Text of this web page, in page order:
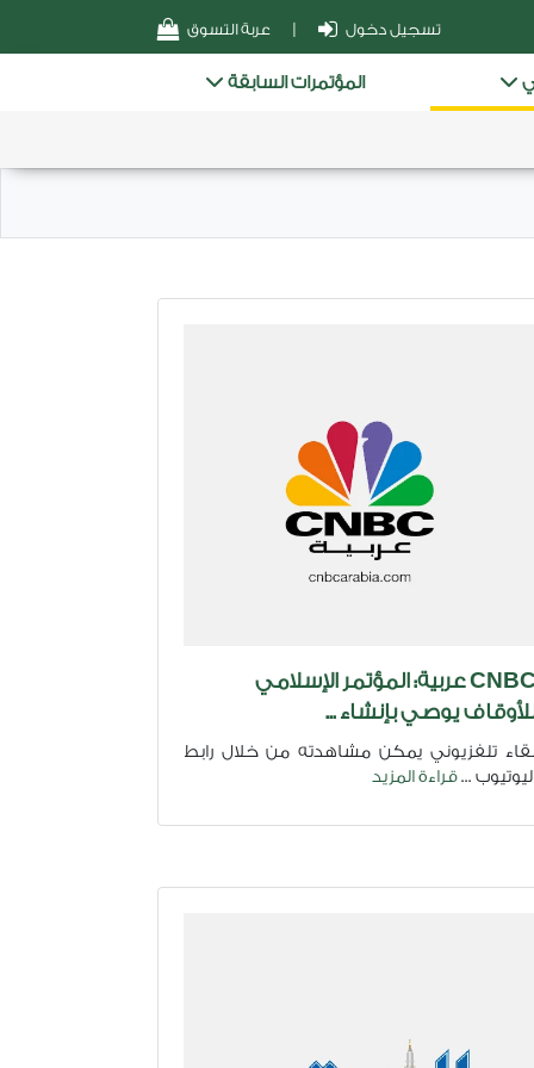
تسجيل دخول عربة التسوق
المؤتمرات السابقة
CNBC عربية: المؤتمر الإسلامي
يوصي بإنشاء ...
تلفزيوني يمكن مشاهدته من خلال رابط
...قراءة المزيد